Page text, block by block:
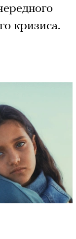
кризиса.